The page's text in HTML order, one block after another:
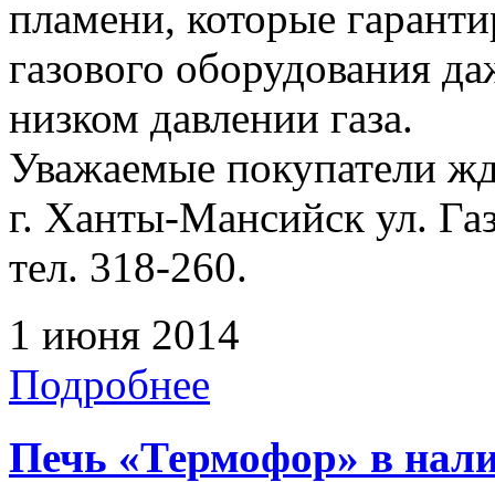
пламени, которые
газового оборудования
низком давлении газа.
Уважаемые покупатели
г. Ханты-Мансийск ул.
тел. 318-260.
1 июня 2014
Подробнее
Печь «Термофор» в